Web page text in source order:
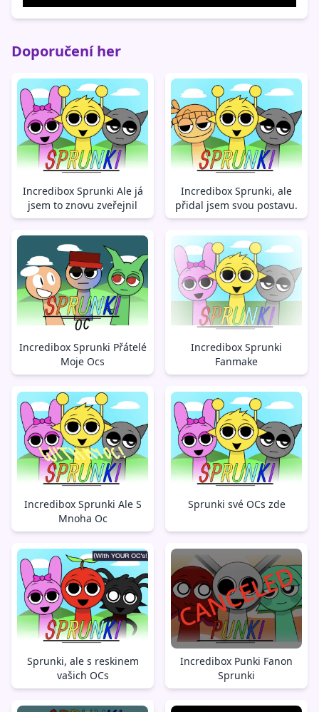
Doporučení her
Incredibox Sprunki Ale já
jsem to znovu zveřejnil
Incredibox Sprunki, ale
přidal jsem svou postavu.
Incredibox Sprunki Přátelé
Moje Ocs
Incredibox Sprunki
Fanmake
Incredibox Sprunki Ale S
Mnoha Oc
Sprunki své OCs zde
Sprunki, ale s reskinem
vašich OCs
Incredibox Punki Fanon
Sprunki